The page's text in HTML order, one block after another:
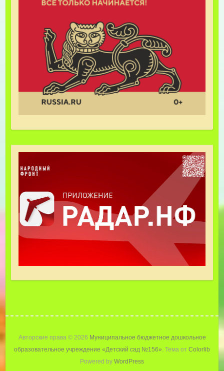
Авторские права © 2026 Муниципальное бюджетное дошкольное
образовательное учреждение «Детский cад №156» . Тема от Colorlib
Powered by WordPress